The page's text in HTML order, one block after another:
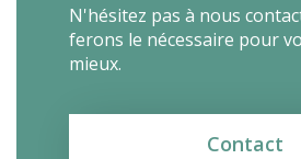
N'hésitez pas à nous
ferons le nécessaire pour
mieux.
Contact